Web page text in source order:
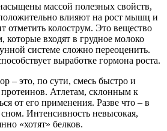
массой полезных свойств,
влияют на рост мышц и
отметить колострум. Это вещество
которые входят в грудное молоко
системе сложно переоценить.
выработке гормона роста.
– это, по сути, смесь быстро и
Атлетам, склонным к
от его применения. Разве что – в
Интенсивность невысокая,
«хотят» белков.